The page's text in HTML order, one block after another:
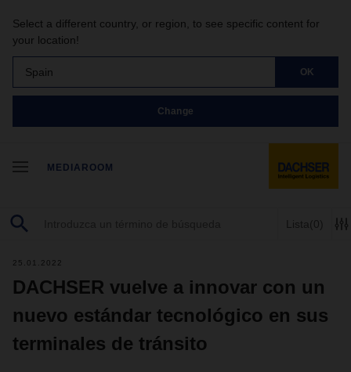
Select a different country, or region, to see specific content for
your location!
Spain OK
Change
MEDIAROOM
Lista (0)
25.01.2022
DACHSER vuelve a innovar con un
nuevo estándar tecnológico en sus
terminales de tránsito